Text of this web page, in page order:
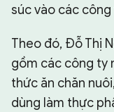
súc vào các
Theo đó, Đỗ Thị
gồm các công ty
thức ăn chăn
dùng làm thực